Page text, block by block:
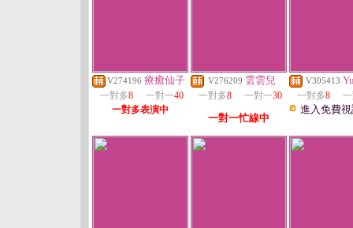
V274196 療癒仙子
一對多8 一對一40
一對多表演中
V276209 雲雲兒
一對多8 一對一30
一對一忙線中
V305413
一對多8
進入免費